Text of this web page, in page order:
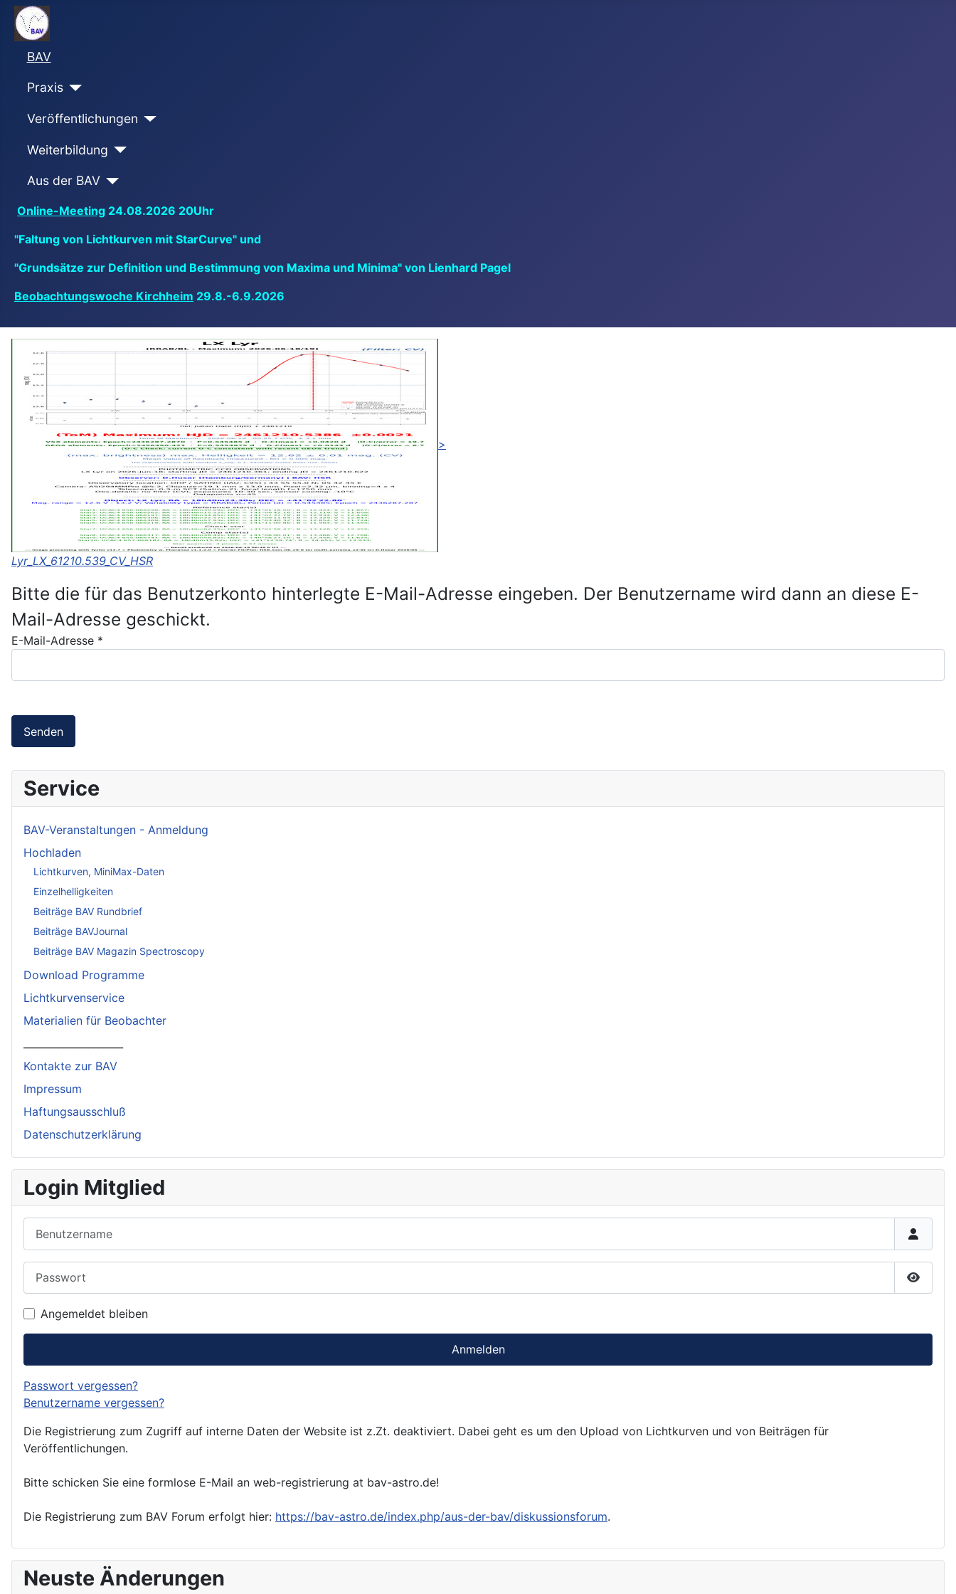
BAV
Praxis
Veröffentlichungen
Weiterbildung
Aus der BAV
Online-Meeting 24.08.2026 20Uhr
"Faltung von Lichtkurven mit StarCurve" und
"Grundsätze zur Definition und Bestimmung von Maxima und Minima" von Lienhard Pagel
Beobachtungswoche Kirchheim 29.8.-6.9.2026
>
Lyr_LX_61210.539_CV_HSR
Bitte die für das Benutzerkonto hinterlegte E-Mail-Adresse eingeben. Der Benutzername wird dann an diese E-
Mail-Adresse geschickt.
E-Mail-Adresse *
Senden
Service
BAV-Veranstaltungen - Anmeldung
Hochladen
Lichtkurven, MiniMax-Daten
Einzelhelligkeiten
Beiträge BAV Rundbrief
Beiträge BAVJournal
Beiträge BAV Magazin Spectroscopy
Download Programme
Lichtkurvenservice
Materialien für Beobachter
Kontakte zur BAV
Impressum
Haftungsausschluß
Datenschutzerklärung
Login Mitglied
Angemeldet bleiben
Anmelden
Passwort vergessen?
Benutzername vergessen?
Die Registrierung zum Zugriff auf interne Daten der Website ist z.Zt. deaktiviert. Dabei geht es um den Upload von Lichtkurven und von Beiträgen für
Veröffentlichungen.
Bitte schicken Sie eine formlose E-Mail an web-registrierung at bav-astro.de!
Die Registrierung zum BAV Forum erfolgt hier: https://bav-astro.de/index.php/aus-der-bav/diskussionsforum.
Neuste Änderungen